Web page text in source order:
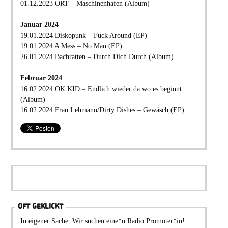
01.12.2023 ORT – Maschinenhafen (Album)
Januar 2024
19.01.2024 Diskopunk – Fuck Around (EP)
19.01.2024 A Mess – No Man (EP)
26.01.2024 Bachratten – Durch Dich Durch (Album)
Februar 2024
16.02.2024 OK KID – Endlich wieder da wo es beginnt
(Album)
16.02.2024 Frau Lehmann/Dirty Dishes – Gewäsch (EP)
OFT GEKLICKT
In eigener Sache: Wir suchen eine*n Radio Promoter*in!